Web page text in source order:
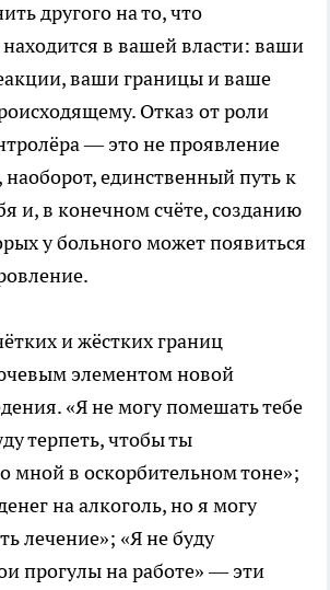
другого на то, что
в вашей власти: ваши
ваши границы и ваше
Отказ от роли
— это не проявление
наоборот, единственный путь к
и, в конечном счёте, созданию
у больного может появиться
и жёстких границ
элементом новой
«Я не могу помешать тебе
терпеть, чтобы ты
мной в оскорбительном тоне»;
на алкоголь, но я могу
лечение»; «Я не буду
прогулы на работе» — эти